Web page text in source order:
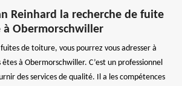
Reinhard la recherche de fuite
Obermorschwiller
de toiture, vous pourrez vous adresser à
à Obermorschwiller. C’est un professionnel
des services de qualité. Il a les compétences